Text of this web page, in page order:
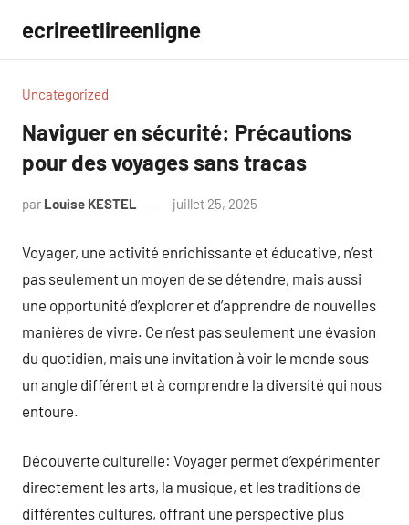
contenu
ecrireetlireenligne
Uncategorized
Naviguer en sécurité: Précautions
pour des voyages sans tracas
par Louise KESTEL juillet 25, 2025
Voyager, une activité enrichissante et éducative, n’est
pas seulement un moyen de se détendre, mais aussi
une opportunité d’explorer et d’apprendre de nouvelles
manières de vivre. Ce n’est pas seulement une évasion
du quotidien, mais une invitation à voir le monde sous
un angle différent et à comprendre la diversité qui nous
entoure.
Découverte culturelle: Voyager permet d’expérimenter
directement les arts, la musique, et les traditions de
différentes cultures, offrant une perspective plus